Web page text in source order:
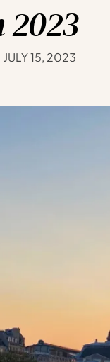
2023
JULY 15, 2023